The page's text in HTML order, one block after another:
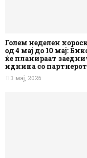
Голем неделен
од 4 мај до 10 мај:
ќе планираат
иднина со партнерот
3 мај, 2026